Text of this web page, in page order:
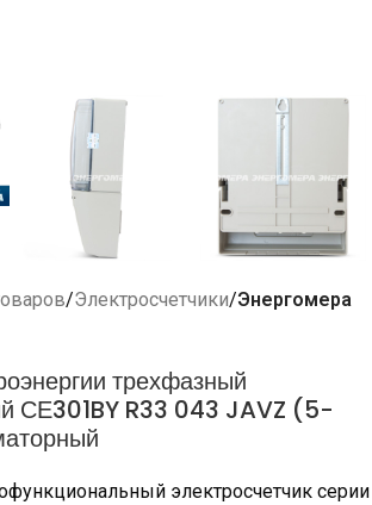
Электросчетчики Энергомера
трехфазный
СЕ301BY R33 043 JAVZ (5-
электросчетчик серии